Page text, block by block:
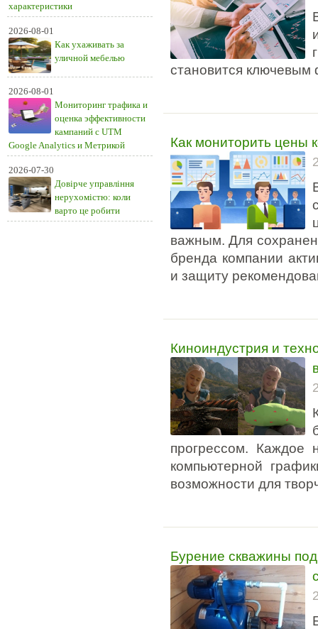
характеристики
2026-08-01
Как ухаживать за
уличной мебелью
2026-08-01
Мониторинг трафика и
оценка эффективности
кампаний с UTM
Google Analytics и Метрикой
2026-07-30
Довірче управління
нерухомістю: коли
варто це робити
становится ключевым
Как мониторить цены
важным. Для
бренда компании
и защиту
Киноиндустрия и
прогрессом. Каждое
компьютерной
возможности для
Бурение скважины